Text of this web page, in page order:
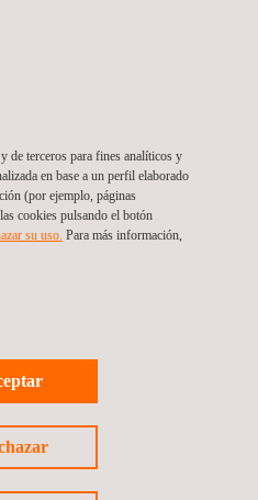
de terceros para fines analíticos y
en base a un perfil elaborado
(por ejemplo, páginas
cookies pulsando el botón
su uso. Para más información,